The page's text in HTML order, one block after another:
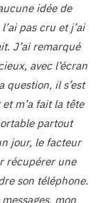
idée de
pas cru et j’ai
J’ai remarqué
avec l’écran
question, il s’est
m’a fait la tête
partout
jour, le facteur
récupérer une
son téléphone.
mon